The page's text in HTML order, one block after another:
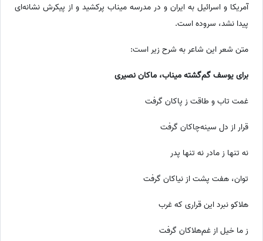
آمریکا و اسرائیل به ایران و در مدرسه میناب پرکشید و از پیکرش نشانه‌ای
پیدا نشد، سروده است.
متن شعر این شاعر به شرح زیر است:
برای یوسف گم‌گشته میناب، ماکان نصیری
غمت تاب و طاقت ز پاکان گرفت
قرار از دل سینه‌چاکان گرفت
نه تنها ز مادر نه تنها پدر
توان، هفت پشت از نیاکان گرفت
هلاکو نبرد این قراری که غرب
ز ما خیل از غم‌هلاکان گرفت